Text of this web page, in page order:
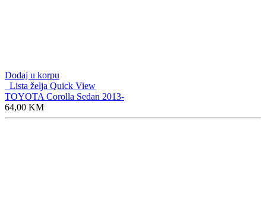
Dodaj u korpu
Lista želja Quick View
TOYOTA Corolla Sedan 2013-
64,00 KM